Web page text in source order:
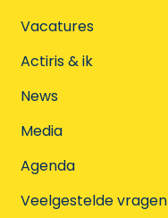
Vacatures
Actiris & ik
News
Media
Agenda
Veelgestelde vragen